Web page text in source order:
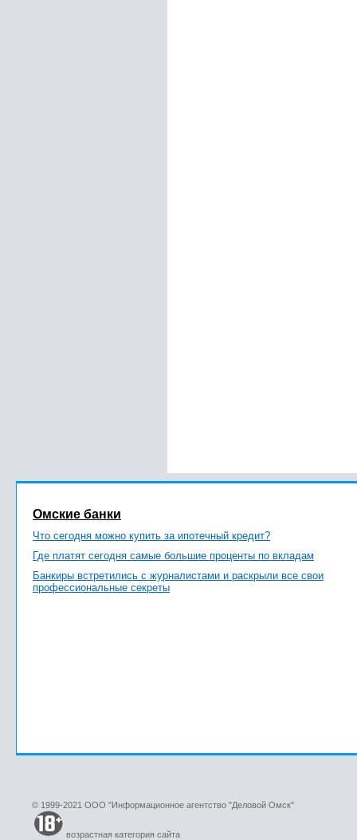
Омские банки
Что сегодня можно купить за ипотечный кредит?
Где платят сегодня самые большие проценты по вкладам
Банкиры встретились с журналистами и раскрыли все свои
профессиональные секреты
© 1999-2021 ООО "Информационное агентство "Деловой Омск"
возрастная категория сайта